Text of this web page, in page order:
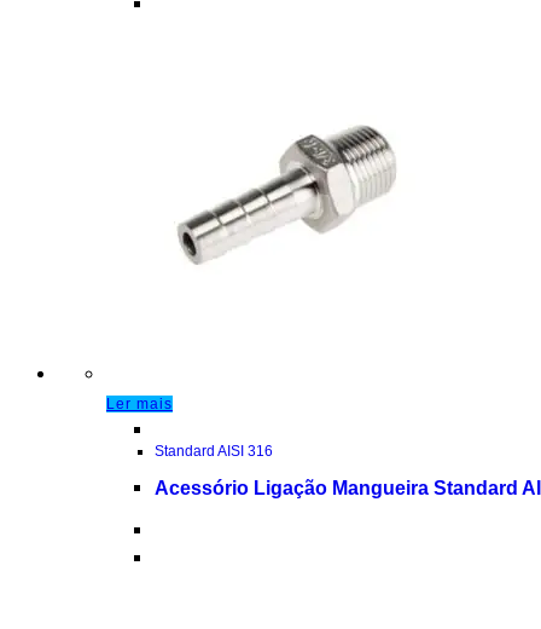
Ler mais
Standard AISI 316
Acessório Ligação Mangueira Standard